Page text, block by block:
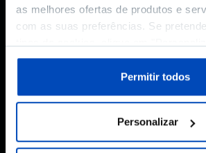
as melhores ofertas de produtos e
com as suas preferências. Se
sobre cookies através da gestão de
Política de Cookies.
Permitir todos
Personalizar
PODCAST
Produtividade e IA:
oportunidade?